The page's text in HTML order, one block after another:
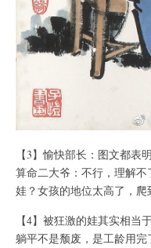
【3】愉快部长：图文都表
算命二大爷：不行，理解
娃？女孩的地位太高了，爬
【4】被狂激的娃其实相当
躺平不是颓废，是工龄用完